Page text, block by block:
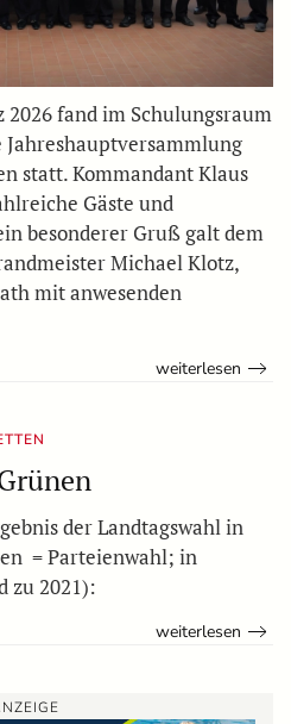
fand im Schulungsraum
Jahreshauptversammlung
statt. Kommandant Klaus
Gäste und
besonderer Gruß galt dem
Michael Klotz,
mit anwesenden
weiterlesen
der Landtagswahl in
= Parteienwahl; in
zu 2021):
weiterlesen